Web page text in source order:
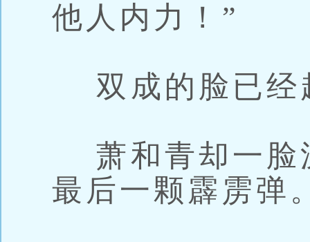
他人内力！”
双成的脸已经
萧和青却一脸
最后一颗霹雳弹